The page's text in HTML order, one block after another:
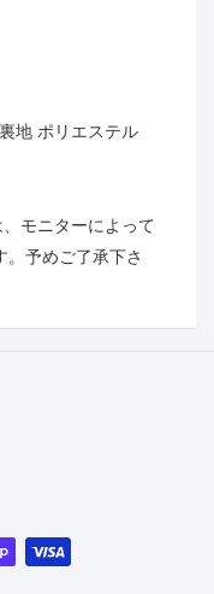
地 ポリエステル
モニターによって
。予めご了承下さ